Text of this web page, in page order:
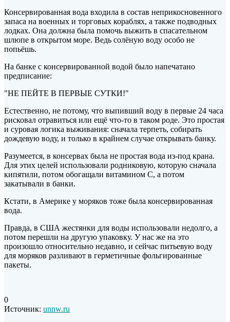
Консервированная вода входила в состав неприкосновенного
запаса на военных и торговых кораблях, а также подводных
лодках. Она должна была помочь выжить в спасательном
шлюпе в открытом море. Ведь солёную воду особо не
попьёшь.
На банке с консервированной водой было напечатано
предписание:
"НЕ ПЕЙТЕ В ПЕРВЫЕ СУТКИ!"
Естественно, не потому, что выпивший воду в первые 24 часа
рисковал отравиться или ещё что-то в таком роде. Это простая
и суровая логика выживания: сначала терпеть, собирать
дождевую воду, и только в крайнем случае открывать банку.
Разумеется, в консервах была не простая вода из-под крана.
Для этих целей использовали родниковую, которую сначала
кипятили, потом обогащали витамином С, а потом
закатывали в банки.
Кстати, в Америке у моряков тоже была консервированная
вода.
Правда, в США жестянки для воды использовали недолго, а
потом перешли на другую упаковку. У нас же на это
произошло относительно недавно, и сейчас питьевую воду
для моряков разливают в герметичные фольгированные
пакеты.
0
Источник: unnw.ru